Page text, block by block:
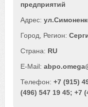
предприятий
RU
+7 (915)
(496) 547 19 45; +7